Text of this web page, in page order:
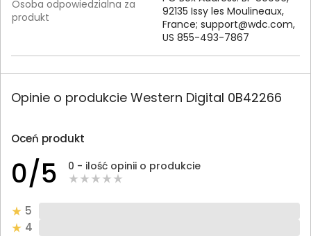
Osoba odpowiedzialna za
produkt
92135 Issy les Moulineaux,
France; support@wdc.com,
US 855-493-7867
Opinie o produkcie Western Digital 0B42266
Oceń produkt
0/5 0 - ilość opinii o produkcie
5
4